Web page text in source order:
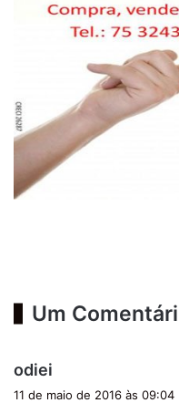
Um
odiei
11 de maio de 2016 às 09:04